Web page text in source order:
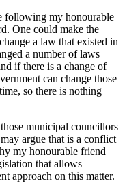
following my honourable
One could make the
a law that existed in
a number of laws
if there is a change of
can change those
so there is nothing
municipal councillors
argue that is a conflict
my honourable friend
that allows
approach on this matter.